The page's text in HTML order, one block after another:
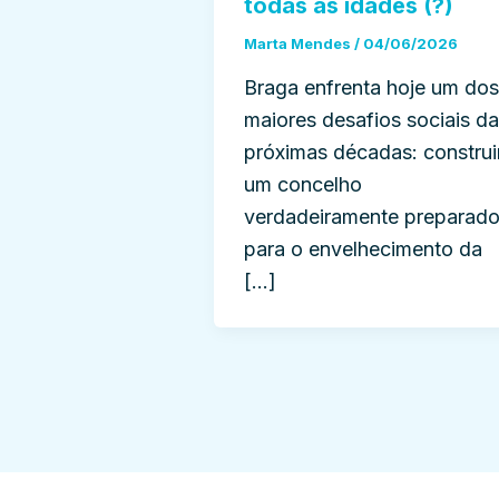
todas as idades (?)
Marta Mendes / 04/06/2026
Braga enfrenta hoje um dos
maiores desafios sociais
próximas décadas:
um concelho
verdadeiramente preparado
para o envelhecimento da
[…]